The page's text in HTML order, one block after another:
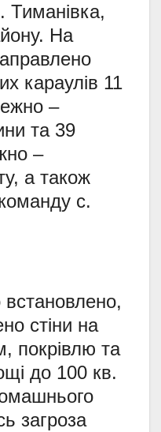
Тиманівка,
На
караулів 11
–
та 39
–
а також
с.
стіни на
покрівлю та
до 100 кв.
загроза